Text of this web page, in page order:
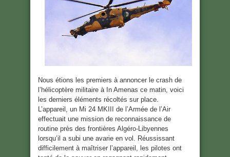
Nous étions les premiers à annoncer le crash de
l’hélicoptère militaire à In Amenas ce matin, voici
les derniers éléments récoltés sur place.
L’appareil, un Mi 24 MKIII de l’Armée de l’Air
effectuait une mission de reconnaissance de
routine près des frontières Algéro-Libyennes
lorsqu’il a subi une avarie en vol. Réussissant
difficilement à maîtriser l’appareil, les pilotes ont